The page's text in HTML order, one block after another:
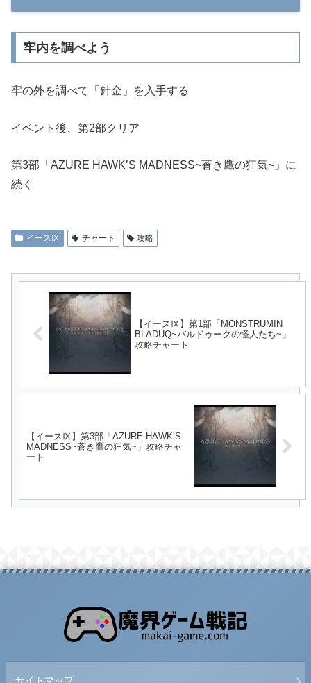
牢内を調べよう
牢の外を調べて「針金」を入手する
イベント後、第2部クリア
第3部「AZURE HAWK’S MADNESS~蒼き鷹の狂気~」に
続く
イースⅨ チャート 攻略
【イースⅨ】第1部「MONSTRUMIN
BLADUQ~バルドゥークの怪人たち~」
攻略チャート
【イースⅨ】第3部「AZURE HAWK’S
MADNESS~蒼き鷹の狂気~」攻略チャ
ート
サイトマップ